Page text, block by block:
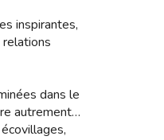
inspirantes,
dans le
autrement…